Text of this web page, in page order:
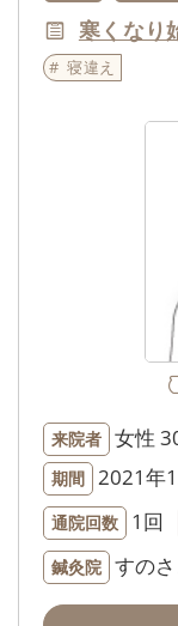
寒くなり
寝違え
来院者 女性
期間 2021年
通院回数 1回
鍼灸院 すの